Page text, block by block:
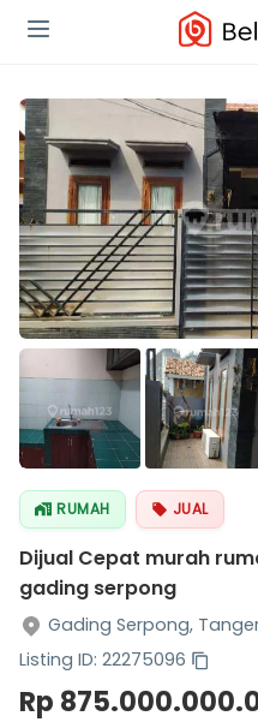
RUMAH JUAL
Dijual Cepat murah
gading serpong
Gading Serpong,
Listing ID: 22275096
Rp